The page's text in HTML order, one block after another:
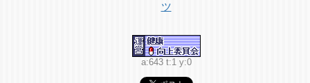
ツ
a:643 t:1 y:0